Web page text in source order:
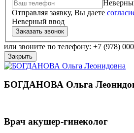
Отправляя заявку, Вы даете
Неверный ввод
Заказать звонок
или звоните по телефону: +7 (978)
Закрыть
БОГДАНОВА Ольга
Врач акушер-гинеколог